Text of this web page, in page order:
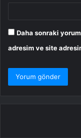
Daha sonraki
adresim ve site